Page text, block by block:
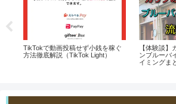
TikTokで動画投稿せず小銭を稼ぐ
方法徹底解説（TikTok Light）
【体験談】
ンブルーバ
イミングま